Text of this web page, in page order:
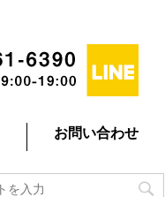
お問い合わせ